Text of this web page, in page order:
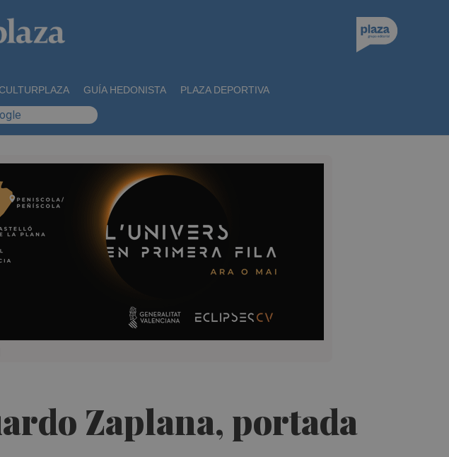
CULTURPLAZA GUÍA HEDONISTA PLAZA DEPORTIVA
Zaplana, portada